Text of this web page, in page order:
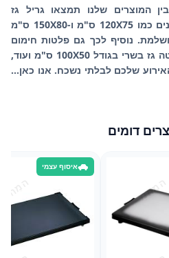
המוצרים שלנו תמצאו גריל גז
איכותי, פלנצ'ה גז בגדלים שונים כמו 120X75 ס"מ ו-150X80 ס"מ
נוסיף לכך גם פלטות חימום
חשמליות בגדלים שונים, לפלטה גז בשרי בגודל 100X50 ס"מ ועוד,
שלכם לבלתי נשכח. אנו כאן...
דומים
איסוף עצמי